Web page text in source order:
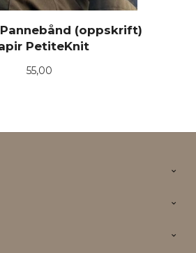
(oppskrift)
PetiteKnit
Pris
55,00